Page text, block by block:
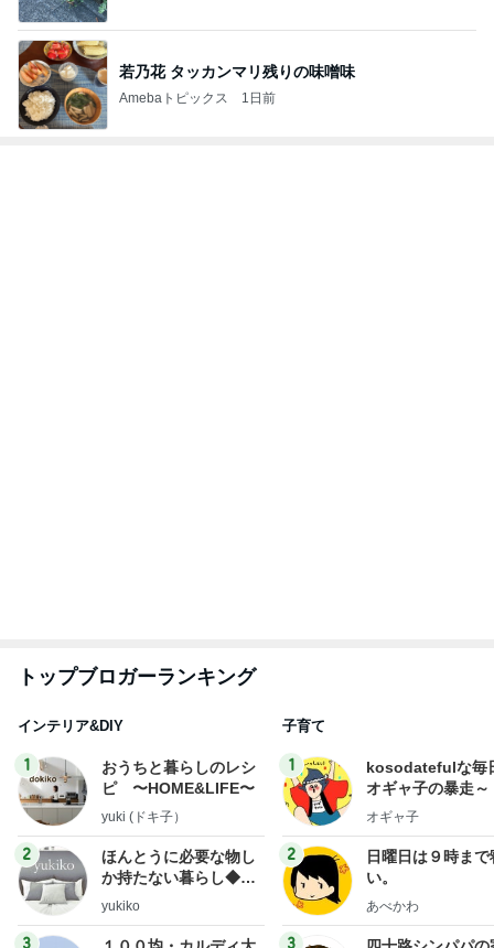
若乃花 タッカンマリ残りの味噌味
Amebaトピックス 1日前
トップブロガーランキング
インテリア&DIY
1
おうちと暮らしのレシ
ピ 〜HOME&LIFE〜
yuki (ドキ子）
2
ほんとうに必要な物し
か持たない暮らし◆Ke
ep Life Simple◆〜イ
yukiko
3
子育て
1
kosodatefulな毎
オギャ子の暴走～
オギャ子
2
日曜日は９時まで
い。
あべかわ
3